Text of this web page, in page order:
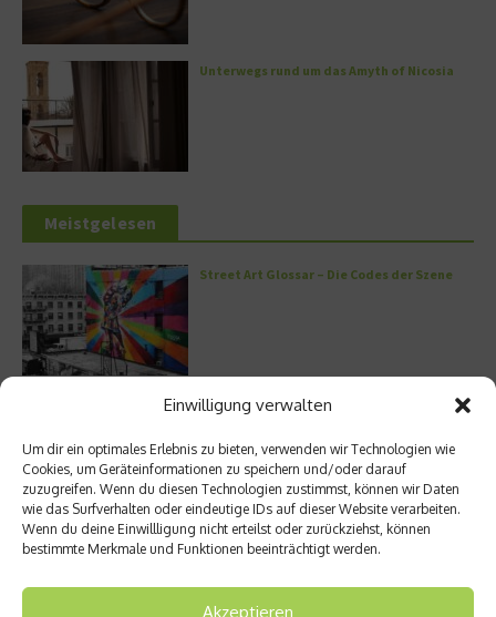
Einwilligung verwalten
Um dir ein optimales Erlebnis zu bieten, verwenden wir Technologien wie
Cookies, um Geräteinformationen zu speichern und/oder darauf
zuzugreifen. Wenn du diesen Technologien zustimmst, können wir Daten
wie das Surfverhalten oder eindeutige IDs auf dieser Website verarbeiten.
Wenn du deine Einwillligung nicht erteilst oder zurückziehst, können
bestimmte Merkmale und Funktionen beeinträchtigt werden.
Akzeptieren
Unterwegs rund um das Amyth of Nicosia
Meistgelesen
Street Art Glossar – Die Codes der Szene
Architektur: Verrückte Häuser
Kann man Hunde vegan ernähren?